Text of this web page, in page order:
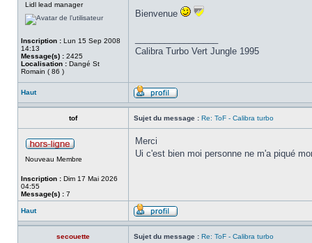
Lidl lead manager
Inscription : Lun 15 Sep 2008
14:13
Message(s) : 2425
Localisation : Dangé St
Romain ( 86 )
Bienvenue
Calibra Turbo Vert Jungle 1995
Haut
tof Sujet du message : Re: ToF - Calibra turbo
Nouveau Membre
Inscription : Dim 17 Mai 2026
04:55
Message(s) : 7
Merci
Ui c'est bien moi personne ne m'a piqué
Haut
secouette Sujet du message : Re: ToF - Calibra turbo